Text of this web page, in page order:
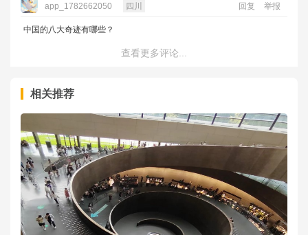
app_1782662050 四川 回复 举报
中国的八大奇迹有哪些？
查看更多评论...
相关推荐